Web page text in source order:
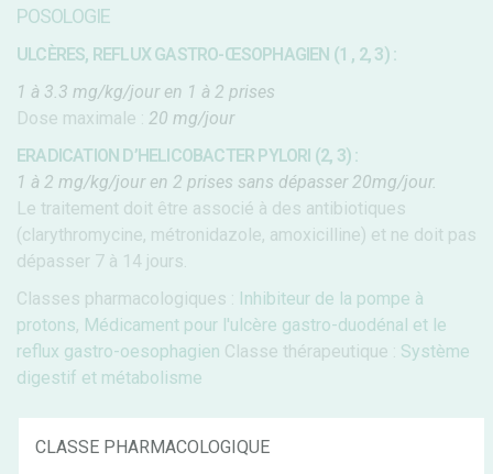
POSOLOGIE
ULCÈRES, REFLUX GASTRO-ŒSOPHAGIEN (1 , 2, 3) :
1 à 3.3 mg/kg/jour en 1 à 2 prises
Dose maximale : 20 mg/jour
ERADICATION D’HELICOBACTER PYLORI (2, 3) :
1 à 2 mg/kg/jour en 2 prises sans dépasser 20mg/jour.
Le traitement doit être associé à des antibiotiques
(clarythromycine, métronidazole, amoxicilline) et ne doit pas
dépasser 7 à 14 jours.
Classes pharmacologiques : Inhibiteur de la pompe à
protons, Médicament pour l'ulcère gastro-duodénal et le
reflux gastro-oesophagien Classe thérapeutique : Système
digestif et métabolisme
Général C.I. Précautions d'emploi
CLASSE PHARMACOLOGIQUE